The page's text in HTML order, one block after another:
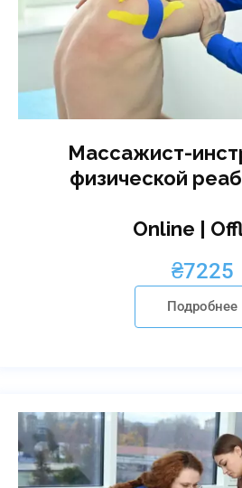
Массажист-
физической
Online |
₴7225
Подробнее